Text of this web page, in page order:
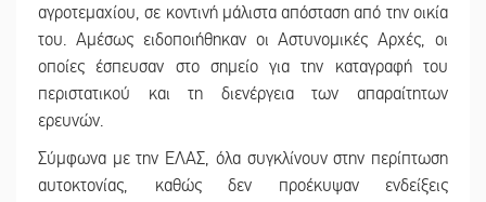
αγροτεμαχίου, σε κοντινή μάλιστα απόσταση από την οικία
του. Αμέσως ειδοποιήθηκαν οι Αστυνομικές Αρχές, οι
οποίες έσπευσαν στο σημείο για την καταγραφή του
περιστατικού και τη διενέργεια των απαραίτητων
ερευνών.
Σύμφωνα με την ΕΛΑΣ, όλα συγκλίνουν στην περίπτωση
αυτοκτονίας, καθώς δεν προέκυψαν ενδείξεις